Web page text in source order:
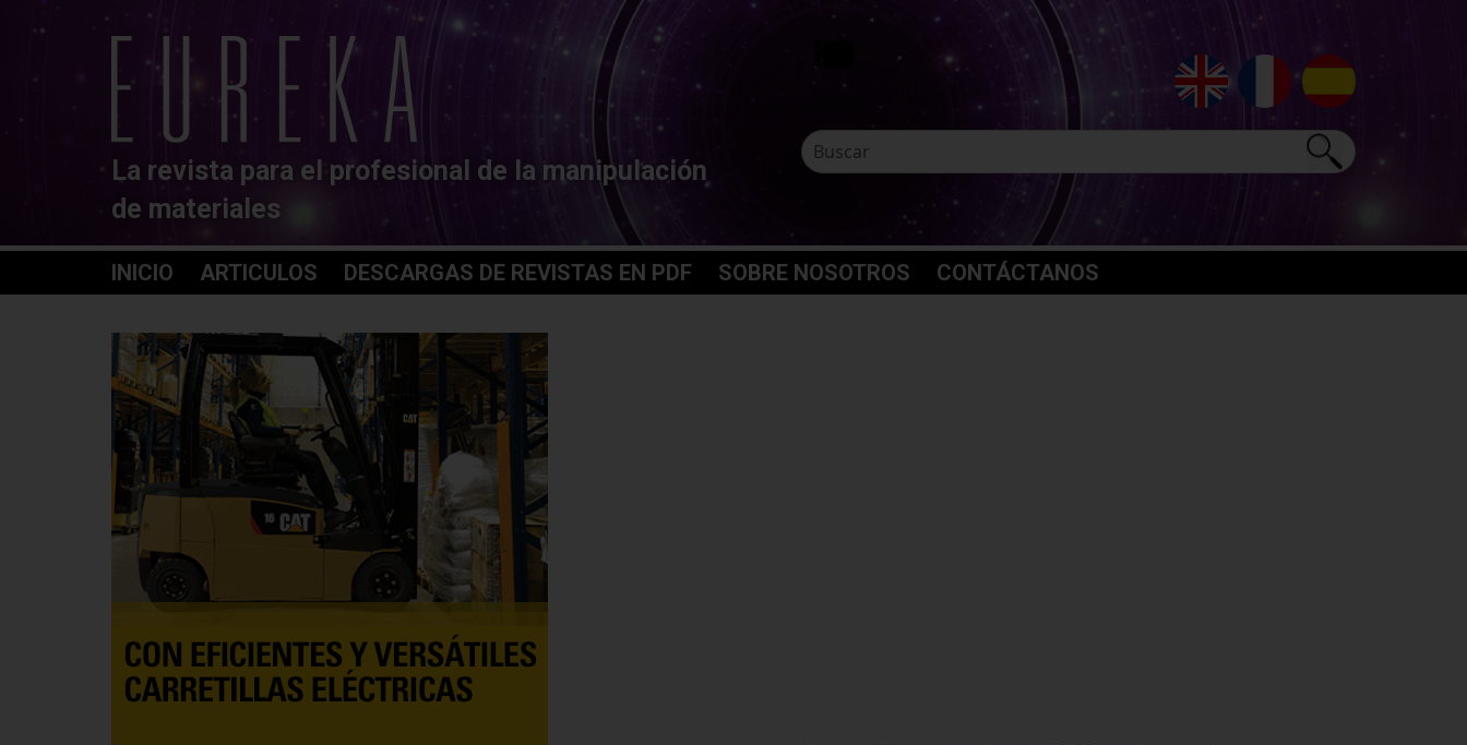
La revista para el profesional de la manipulación
de materiales
INICIO ARTICULOS DESCARGAS DE REVISTAS EN PDF SOBRE NOSOTROS CONTÁCTANOS